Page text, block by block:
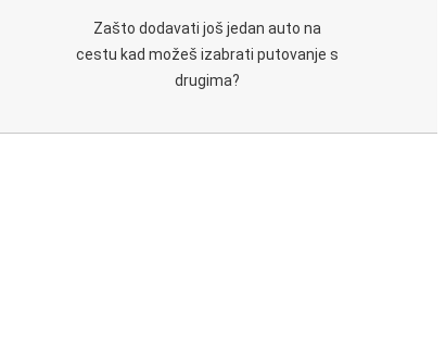
Zašto dodavati još jedan auto na
cestu kad možeš izabrati putovanje s
drugima?